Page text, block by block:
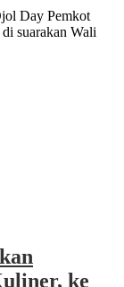
Day Pemkot
suarakan Wali
ke